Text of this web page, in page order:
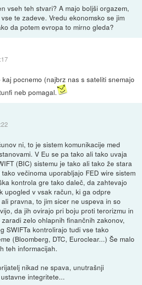
vseh teh stvari? A majo boljši orgazem,
te zadeve. Vredu ekonomsko se jim
da potem evropa to mirno gleda?
pocnemo (najbrz nas s sateliti snemajo
neb pomagal.
ni, to je sistem komunikacije med
V Eu se pa tako ali tako uvaja
(BIC) sistemu je tako ali tako že stara
večinoma uporabljajo FED wire sistem
kontrola gre tako daleč, da zahtevajo
upogled v vsak račun, ki ga odpre
pravna, to jim sicer ne uspeva in so
da jih ovirajo pri boju proti terorizmu in
zelo ohlapnih finančnih zakonov,
SWIFTa kontrolirajo tudi vse tako
(Bloomberg, DTC, Euroclear...) Še malo
teh informacijah.
nikad ne spava, unutrašnji
integritete...